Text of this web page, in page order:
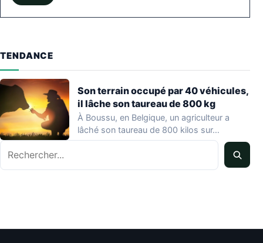
TENDANCE
Son terrain occupé par 40 véhicules,
il lâche son taureau de 800 kg
À Boussu, en Belgique, un agriculteur a
lâché son taureau de 800 kilos sur…
Rechercher